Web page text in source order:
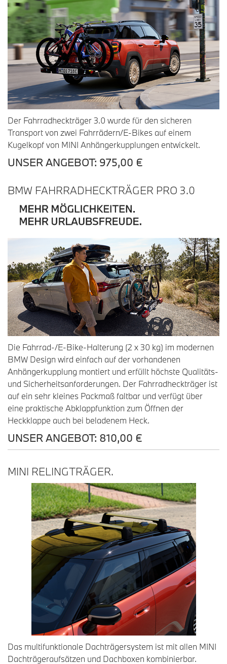
Der Fahrradheckträger 3.0 wurde für den sicheren
Transport von zwei Fahrrädern/E-Bikes auf einem
Kugelkopf von MINI Anhängerkupplungen entwickelt.
UNSER ANGEBOT: 975,00 €
BMW FAHRRADHECKTRÄGER PRO 3.0
Die Fahrrad-/E-Bike-Halterung (2 x 30 kg) im modernen
BMW Design wird einfach auf der vorhandenen
Anhängerkupplung montiert und erfüllt höchste Qualitäts-
und Sicherheitsanforderungen. Der Fahrradheckträger ist
auf ein sehr kleines Packmaß faltbar und verfügt über
eine praktische Abklappfunktion zum Öffnen der
Heckklappe auch bei beladenem Heck.
UNSER ANGEBOT: 810,00 €
MINI RELINGTRÄGER.
Das multifunktionale Dachträgersystem ist mit allen MINI
Dachträgeraufsätzen und Dachboxen kombinierbar.